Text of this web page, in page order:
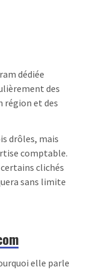
dédiée
des
région et des
drôles, mais
comptable.
clichés
sans limite
elle parle